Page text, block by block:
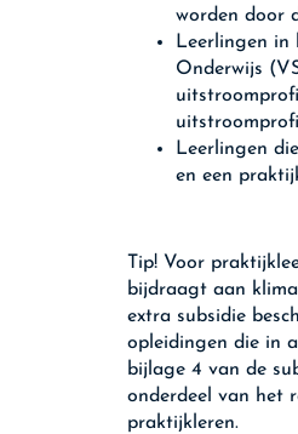
worden door
Leerlingen in
Onderwijs
Leerlingen
en een
Tip! Voor
bijdraagt aan
extra subsidie
opleidingen die in
bijlage 4 van de
onderdeel van het
praktijkleren.